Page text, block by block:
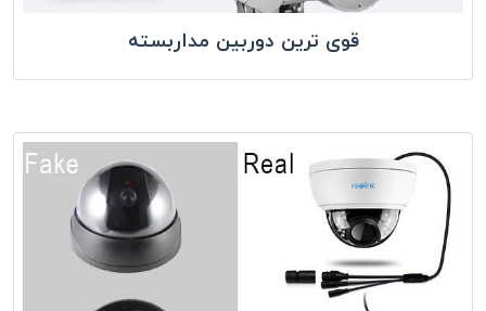
قوی ترین دوربین مداربسته